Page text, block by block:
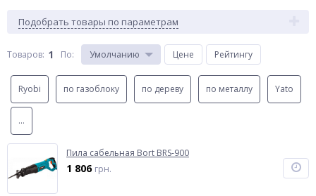
Подобрать товары по параметрам
Товаров: 1 По: Умолчанию Цене Рейтингу
Ryobi по газоблоку по дереву по металлу Yato
...
Пила сабельная Bort BRS-900
1 806 грн.